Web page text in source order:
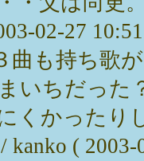
02-27
曲も持ち歌
いちだった
くかったり
( 2003-